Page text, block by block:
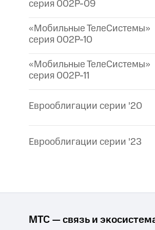
серия 002P-09
«Мобильные ТелеСистемы»
серия 002P-10
«Мобильные ТелеСистемы»
серия 002P-11
Еврооблигации серии '20
Еврооблигации серии '23
МТС — связь и